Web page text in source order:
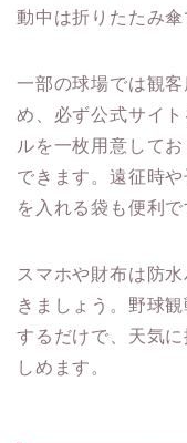
動中は折りたたみ傘
一部の球場では観
め、必ず公式サイ
ルを一枚用意して
できます。遠征時
を入れる袋も便利で
スマホや財布は防
きましょう。野球
するだけで、天気
しめます。